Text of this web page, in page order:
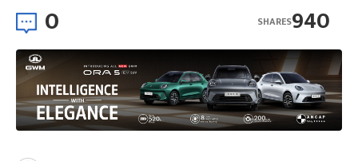
0 940
SHARES